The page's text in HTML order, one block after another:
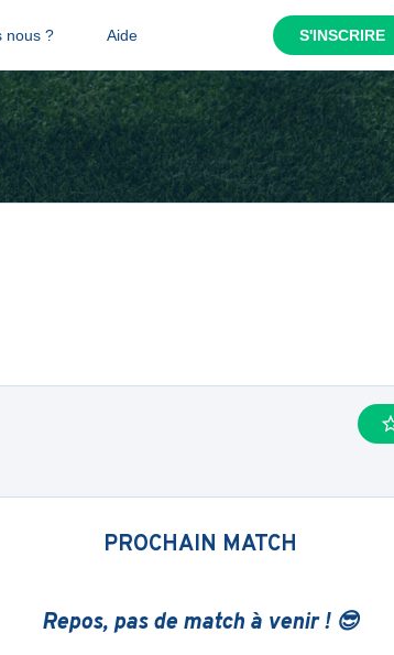
nous ? Aide S'INSCRIRE
PROCHAIN MATCH
Repos, pas de match à venir ! 😎